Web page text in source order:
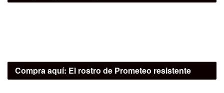
Compra aquí: El rostro de Prometeo resistente